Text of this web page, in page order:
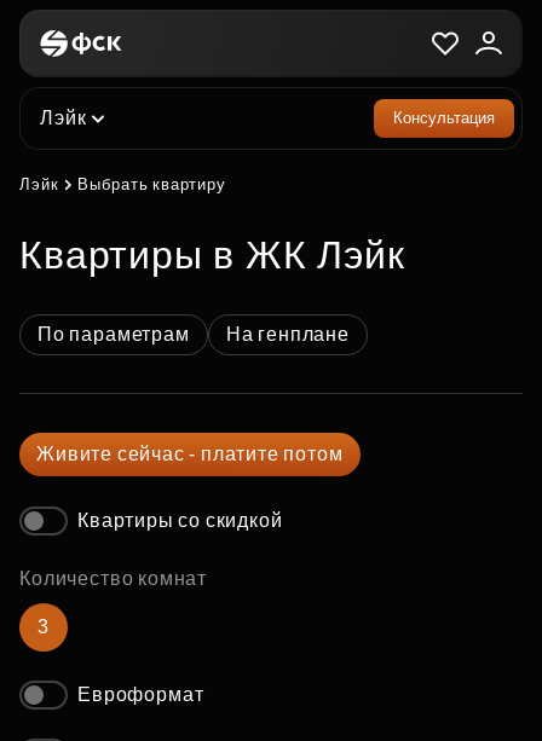
Лэйк Консультация
Лэйк Выбрать квартиру
квартиры в ЖК Лэйк
По параметрам На генплане
Живите сейчас - платите потом
Квартиры со скидкой
Количество комнат
3
Евроформат